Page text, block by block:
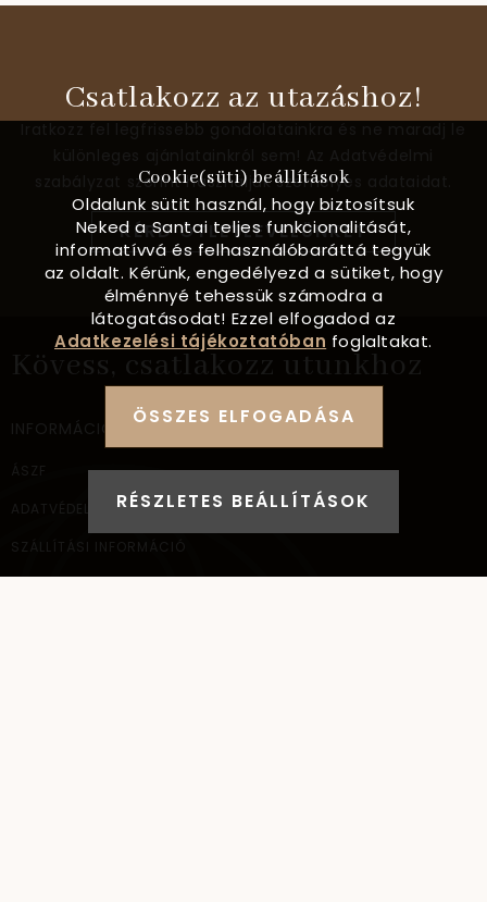
Csatlakozz az utazáshoz!
szabályzat szerint használjuk személyes adataidat.
KÉRD ÖTLETLEVELÜNKET
Kövess, csatlakozz utunkhoz
INFORMÁCIÓ
ÁSZF
ADATVÉDELEM
SZÁLLÍTÁSI INFORMÁCIÓ
Cookie(süti) beállítások
Oldalunk sütit használ, hogy biztosítsuk
Neked a Santai teljes funkcionalitását,
informatívvá és felhasználóbaráttá tegyük
az oldalt. Kérünk, engedélyezd a sütiket, hogy
élménnyé tehessük számodra a
látogatásodat! Ezzel elfogadod az
Adatkezelési tájékoztatóban foglaltakat.
ÖSSZES ELFOGADÁSA
RÉSZLETES BEÁLLÍTÁSOK